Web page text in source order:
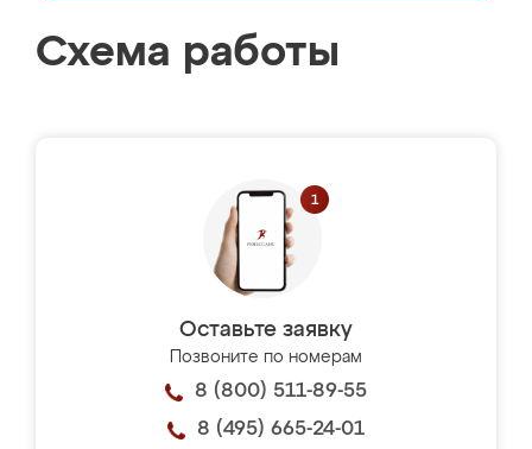
Схема работы
Оставьте заявку
Позвоните по номерам
8 (800) 511-89-55
8 (495) 665-24-01